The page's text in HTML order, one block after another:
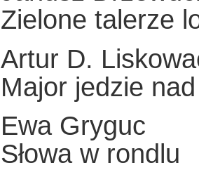
Zielone talerze
Artur D.
Major jedzie
Ewa Gryguc
Słowa w rondlu